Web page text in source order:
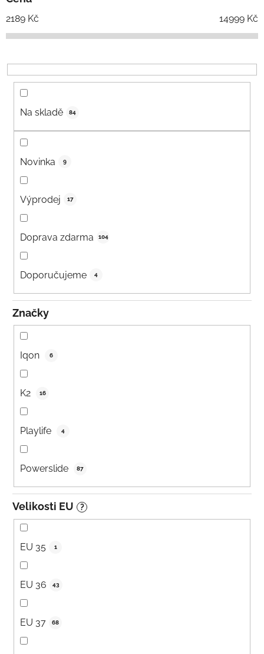
2189 Kč 14999 Kč
Na skladě 84
Novinka 9
Výprodej 17
Doprava zdarma 104
Doporučujeme 4
Značky
Iqon 6
K2 16
Playlife 4
Powerslide 87
Velikosti EU ?
EU 35 1
EU 36 43
EU 37 68